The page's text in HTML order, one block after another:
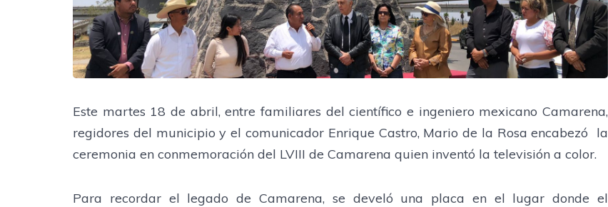
Este martes 18 de abril, entre familiares del científico e ingeniero mexicano Camarena,
regidores del municipio y el comunicador Enrique Castro, Mario de la Rosa encabezó la
ceremonia en conmemoración del LVIII de Camarena quien inventó la televisión a color.
Para recordar el legado de Camarena, se develó una placa en el lugar donde el